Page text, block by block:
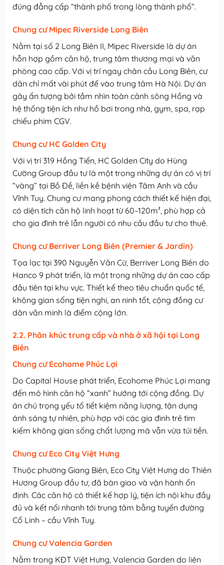
đúng đẳng cấp “thành phố trong lòng thành phố”.
Chung cư Mipec Riverside Long Biên
Nằm tại số 2 Long Biên II, Mipec Riverside là dự án
hỗn hợp gồm căn hộ, trung tâm thương mại và văn
phòng cao cấp. Với vị trí ngay chân cầu Long Biên, cư
dân chỉ mất vài phút để vào trung tâm Hà Nội. Dự án
gây ấn tượng bởi tầm nhìn toàn cảnh sông Hồng và
hệ thống tiện ích như hồ bơi trong nhà, gym, spa, rạp
chiếu phim CGV.
Chung cư HC Golden City
Với vị trí 319 Hồng Tiến, HC Golden City do Hùng
Cường Group đầu tư là một trong những dự án có vị trí
“vàng” tại Bồ Đề, liền kề bệnh viện Tâm Anh và cầu
Vĩnh Tuy. Chung cư mang phong cách thiết kế hiện đại,
có diện tích căn hộ linh hoạt từ 60–120m², phù hợp cả
cho gia đình trẻ lẫn người có nhu cầu đầu tư cho thuê.
Chung cư Berriver Long Biên (Premier & Jardin)
Tọa lạc tại 390 Nguyễn Văn Cừ, Berriver Long Biên do
Hanco 9 phát triển, là một trong những dự án cao cấp
đầu tiên tại khu vực. Thiết kế theo tiêu chuẩn quốc tế,
không gian sống tiện nghi, an ninh tốt, cộng đồng cư
dân văn minh là điểm cộng lớn.
2.2. Phân khúc trung cấp và nhà ở xã hội tại Long
Biên
Chung cư Ecohome Phúc Lợi
Do Capital House phát triển, Ecohome Phúc Lợi mang
đến mô hình căn hộ “xanh” hướng tới cộng đồng. Dự
án chú trọng yếu tố tiết kiệm năng lượng, tận dụng
ánh sáng tự nhiên, phù hợp với các gia đình trẻ tìm
kiếm không gian sống chất lượng mà vẫn vừa túi tiền.
Chung cư Eco City Việt Hưng
Thuộc phường Giang Biên, Eco City Việt Hưng do Thiên
Hương Group đầu tư, đã bàn giao và vận hành ổn
định. Các căn hộ có thiết kế hợp lý, tiện ích nội khu đầy
đủ và kết nối nhanh tới trung tâm bằng tuyến đường
Cổ Linh – cầu Vĩnh Tuy.
Chung cư Valencia Garden
Nằm trong KĐT Việt Hưng, Valencia Garden do liên